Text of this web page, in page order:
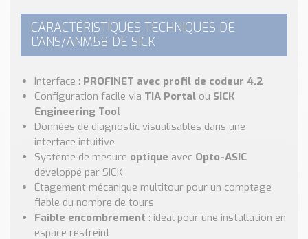
CARACTÉRISTIQUES TECHNIQUES DE
L’ANS/ANM58 DE SICK
Interface : PROFINET avec profil de codeur 4.2
Configuration facile via TIA Portal ou SICK
Engineering Tool
Données de diagnostic visualisables dans une
interface intuitive
Système de mesure optique avec Opto-ASIC
développé par SICK
Étagement mécanique multitour pour un comptage
fiable du nombre de tours
Faible encombrement : idéal pour une installation en
espace restreint